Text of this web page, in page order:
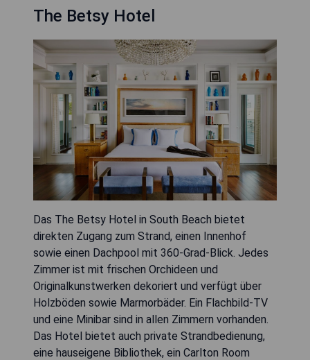
The Betsy Hotel
Das The Betsy Hotel in South Beach bietet
direkten Zugang zum Strand, einen Innenhof
sowie einen Dachpool mit 360-Grad-Blick. Jedes
Zimmer ist mit frischen Orchideen und
Originalkunstwerken dekoriert und verfügt über
Holzböden sowie Marmorbäder. Ein Flachbild-TV
und eine Minibar sind in allen Zimmern vorhanden.
Das Hotel bietet auch private Strandbedienung,
eine hauseigene Bibliothek, ein Carlton Room